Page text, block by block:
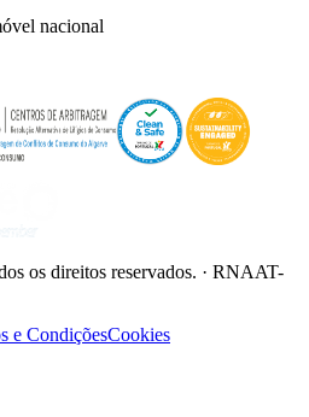
nacional
os direitos reservados. · RNAAT-
e CondiçõesCookies